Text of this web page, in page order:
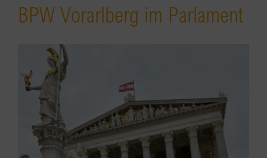
BPW Vorarlberg im Parlament